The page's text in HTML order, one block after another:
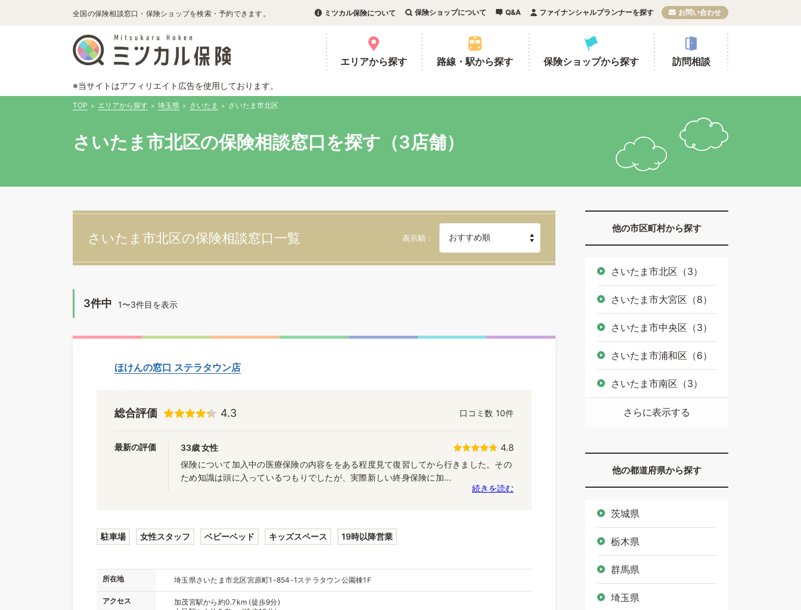
全国の保険相談窓口・保険ショップを検索・予約できます。 ミツカル保険について 保険ショップについて Q&A ファイナンシャルプランナーを探す お問い合わせ
エリアから探す 路線・駅から探す 保険ショップから探す 訪問相談
※当サイトはアフィリエイト広告を使用しております。
TOP エリアから探す 埼玉県 さいたま さいたま市北区
さいたま市北区の保険相談窓口を探す（3店舗）
他の市区町村から探す
さいたま市北区（3）
さいたま市大宮区（8）
さいたま市中央区（3）
さいたま市浦和区（6）
さいたま市南区（3）
さらに表示する
他の都道府県から探す
茨城県
栃木県
群馬県
埼玉県
さいたま市北区の保険相談窓口一覧 表示順
3件中 1〜3件目を表示
ほけんの窓口 ステラタウン店
総合評価 4.3 口コミ数 10件
最新の評価 33歳 女性 4.8
保険について加入中の医療保険の内容ををある程度見て復習してから行きました。その
ため知識は頭に入っているつもりでしたが、実際新しい終身保険に加...
続きを読む
駐車場 女性スタッフ ベビーベッド キッズスペース 19時以降営業
所在地 埼玉県さいたま市北区宮原町1-854-1ステラタウン公園棟1F
アクセス
加茂宮駅から約0.7km (徒歩9分)